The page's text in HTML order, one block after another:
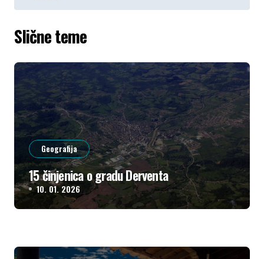
Slične teme
Geografija
15 činjenica o gradu Derventa
10. 01. 2026